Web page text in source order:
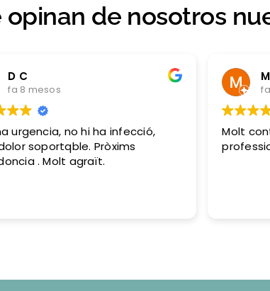
opinan de nosotros
D C
fa 8 mesos
no hi ha infecció,
soportqble. Pròxims
. Molt agraït.
Molt